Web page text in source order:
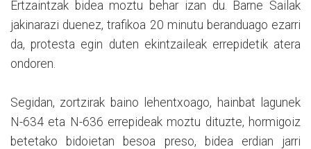
Ertzaintzak bidea moztu behar izan du. Barne Sailak
jakinarazi duenez, trafikoa 20 minutu beranduago ezarri
da, protesta egin duten ekintzaileak errepidetik atera
ondoren.
Segidan, zortzirak baino lehentxoago, hainbat lagunek
N-634 eta N-636 errepideak moztu dituzte, hormigoiz
betetako bidoietan besoa preso, bidea erdian jarri